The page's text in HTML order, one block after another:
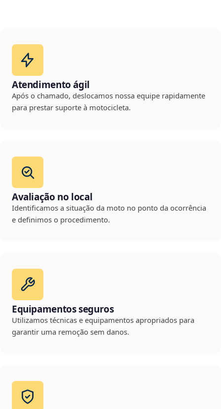
Atendimento ágil
Após o chamado, deslocamos nossa equipe rapidamente
para prestar suporte à motocicleta.
Avaliação no local
Identificamos a situação da moto no ponto da ocorrência
e definimos o procedimento.
Equipamentos seguros
Utilizamos técnicas e equipamentos apropriados para
garantir uma remoção sem danos.